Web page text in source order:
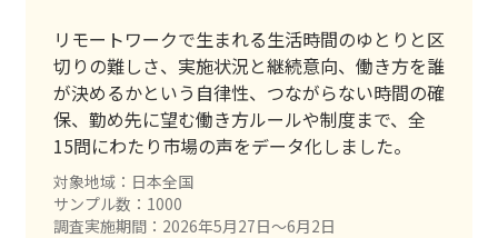
リモートワークで生まれる生活時間のゆとりと区
切りの難しさ、実施状況と継続意向、働き方を誰
が決めるかという自律性、つながらない時間の確
保、勤め先に望む働き方ルールや制度まで、全
15問にわたり市場の声をデータ化しました。
対象地域：日本全国
サンプル数：1000
調査実施期間：2026年5月27日〜6月2日